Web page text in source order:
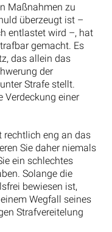
Maßnahmen zu
überzeugt ist –
entlastet wird –, hat
gemacht. Es
das allein das
der
Strafe stellt.
Verdeckung einer
rechtlich eng an das
Sie daher niemals
ein schlechtes
Solange die
bewiesen ist,
Wegfall seines
Strafvereitelung